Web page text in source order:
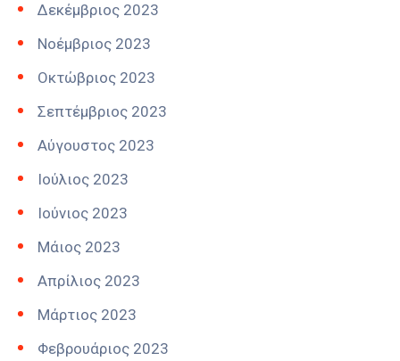
Δεκέμβριος 2023
Νοέμβριος 2023
Οκτώβριος 2023
Σεπτέμβριος 2023
Αύγουστος 2023
Ιούλιος 2023
Ιούνιος 2023
Μάιος 2023
Απρίλιος 2023
Μάρτιος 2023
Φεβρουάριος 2023